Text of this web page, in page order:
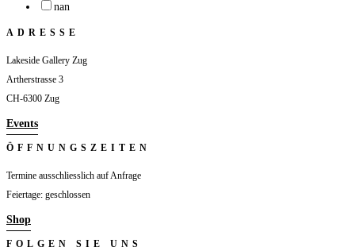
nan
ADRESSE
Lakeside Gallery Zug
Artherstrasse 3
CH-6300 Zug
Events
ÖFFNUNGSZEITEN
Termine ausschliesslich auf Anfrage
Feiertage: geschlossen
Shop
FOLGEN SIE UNS